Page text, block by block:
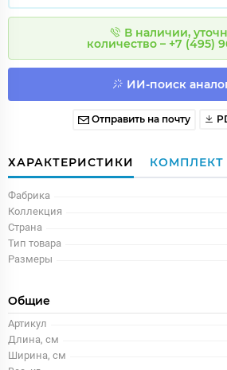
В наличии,
количество – +7 (495)
ИИ-поиск
Отправить на почту
ХАРАКТЕРИСТИКИ
Фабрика
Коллекция
Страна
Тип товара
Размеры
Общие
Артикул
Длина, см
Ширина, см